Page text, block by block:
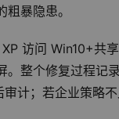
粗暴隐患。
访问 Win10+共
。整个修复过程
计；若企业策略